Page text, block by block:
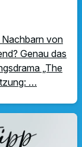
Nachbarn von
Genau das
„The
…